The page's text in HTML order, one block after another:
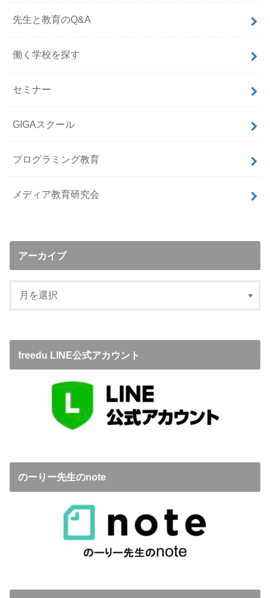
先生と教育のQ&A
働く学校を探す
セミナー
GIGAスクール
プログラミング教育
メディア教育研究会
アーカイブ
freedu LINE公式アカウント
のーりー先生のnote